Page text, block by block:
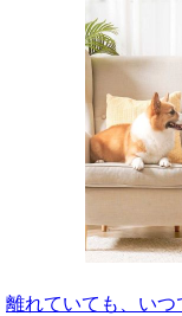
離れていても、いつ